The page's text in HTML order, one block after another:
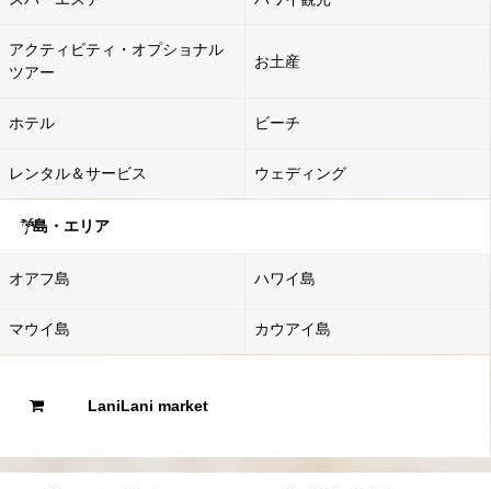
アクティビティ・オプショナル
ツアー
お土産
ホテル ビーチ
レンタル＆サービス ウェディング
島・エリア
オアフ島 ハワイ島
マウイ島 カウアイ島
LaniLani market